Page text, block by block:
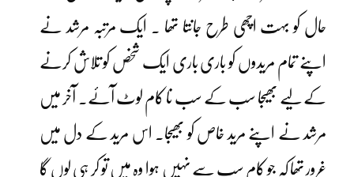
حال کو بہت اچھی طرح جانتا تھا ۔ ایک مرتبہ مرشد نے
اپنے تمام مریدوں کو باری باری ایک شخص کو تلاش کرنے
کے لیے بھیجا سب کے سب نا کام لوٹ آئے۔ آخر میں
مرشد نے اپنے مرید خاص کو بھیجا۔ اس مرید کے دل میں
غرور تھا کہ جو کام سب سے نہیں ہوا وہ میں تو کر ہی لوں گا